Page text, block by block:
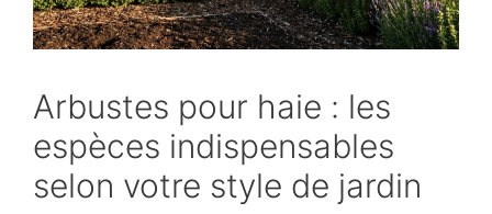
Arbustes pour haie : les
espèces indispensables
selon votre style de jardin